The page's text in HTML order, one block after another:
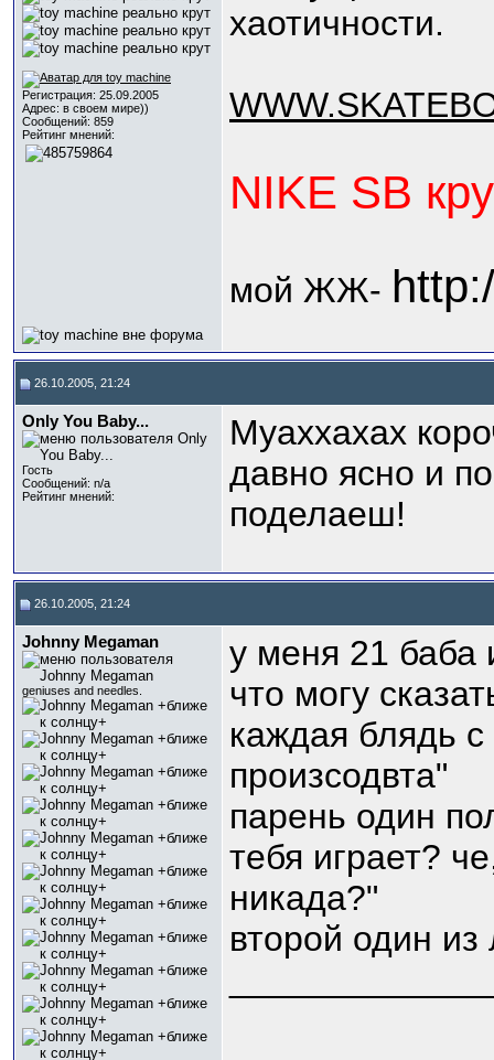
Регистрация: 25.09.2005
Адрес: в своем мире))
Сообщений: 859
Рейтинг мнений:
хаотичности.
NIKE SB
мой ЖЖ-
26.10.2005, 21:24
Only You Baby...
Гость
Сообщений: n/a
Рейтинг мнений:
Муаххахах
давно ясно и
поделаеш!
26.10.2005, 21:24
Johnny Megaman
geniuses and needles.
у меня 21 баба
что могу
каждая блядь
произсодвта"
парень один
тебя играет?
никада?"
второй один